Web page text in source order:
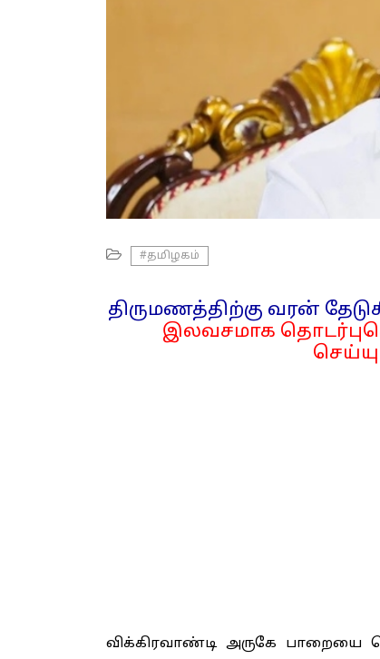
#தமிழகம்
திருமணத்திற்கு வரன்
இலவசமாக
விக்கிரவாண்டி அருகே பாறையை